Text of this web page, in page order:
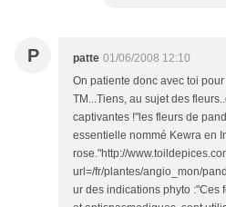
P patte 01/06/2008 12:10
On patiente donc avec toi
TM...Tiens, au sujet des
captivantes !"les fleurs de
essentielle nommé Kewra en
rose."http://
url=/fr/plantes/angio_mon/
ur des indications phyto :"Ces